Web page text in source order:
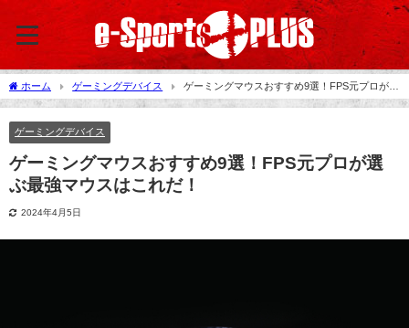
ホーム ゲーミングデバイス
ゲーミングマウスおすすめ9選！FPS元プロが選
ぶ最強マウスはこれだ！
ゲーミングデバイス
ゲーミングマウスおすすめ9選！FPS元プロが選
ぶ最強マウスはこれだ！
2024年4月5日